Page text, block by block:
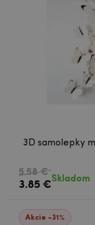
3D samolepky
5.58 €
3.85 €
Skladom
Akcie -31%